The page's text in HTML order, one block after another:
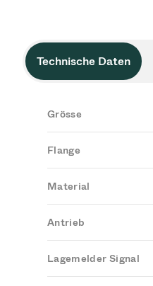
Technische Daten
Grösse
Flange
Material
Antrieb
Lagemelder Signal